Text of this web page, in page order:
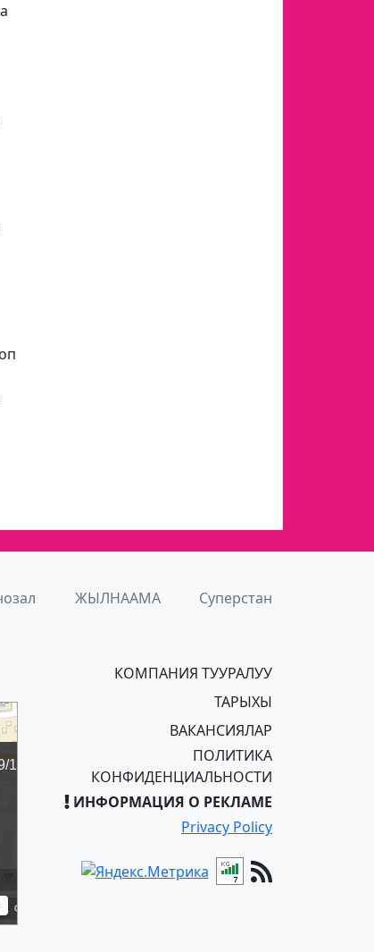
ЖЫЛНААМА Суперстан
КОМПАНИЯ ТУУРАЛУУ
ТАРЫХЫ
ВАКАНСИЯЛАР
ПОЛИТИКА
КОНФИДЕНЦИАЛЬНОСТИ
ИНФОРМАЦИЯ О РЕКЛАМЕ
Privacy Policy